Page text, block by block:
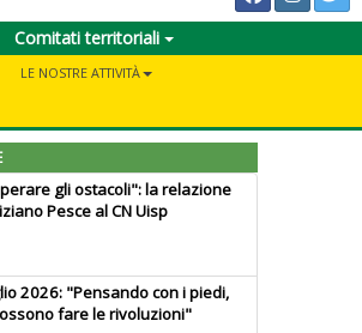
Comitati territoriali
LE NOSTRE ATTIVITÀ
gli ostacoli": la relazione
Pesce al CN Uisp
2026: "Pensando con i piedi,
fare le rivoluzioni"